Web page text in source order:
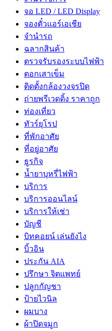
จอ LED / LED Display
จองตั๋วแอร์เอเชีย
จํานํารถ
ฉลากสินค้า
ตรวจรับรองระบบไฟฟ้า
ตอกเสาเข็ม
ติดตั้งกล้องวงจรปิด
ถ่ายพรีเวดดิ้ง ราคาถูก
ท่องเที่ยว
ทัวร์ยุโรป
ที่พักอาศัย
ที่อยู่อาศัย
ธูรกิจ
น้ำยาบุหรี่ไฟฟ้า
บริการ
บริการออนไลน์
บริการให้เช่า
บัญชี
บิทคอยน์ เล่นยังไง
บิ้วอิน
ประกัน AIA
ปรึกษา จิตแพทย์
ปลูกกัญชา
ป้ายไวนิล
ผมบาง
ผ้าปิดจมูก